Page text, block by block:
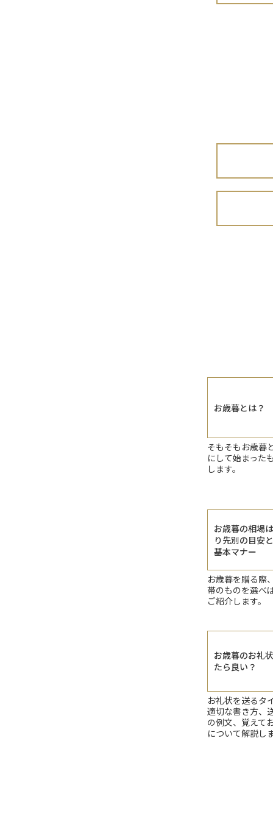
お歳暮とは？
そもそもお歳暮
にして始まった
します。
お歳暮の相場
り先別の目安
基本マナー
お歳暮を贈る際
帯のものを選べ
ご紹介します。
お歳暮のお礼
たら良い？
お礼状を送るタ
適切な書き方、
の例文、覚えて
について解説し